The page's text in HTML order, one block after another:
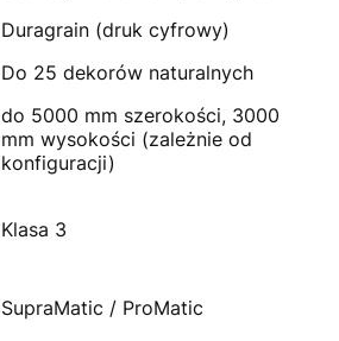
Duragrain (druk cyfrowy)
Do 25 dekorów naturalnych
do 5000 mm szerokości, 3000
mm wysokości (zależnie od
konfiguracji)
Klasa 3
SupraMatic / ProMatic